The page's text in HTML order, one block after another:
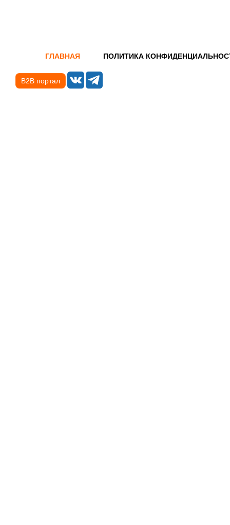
ГЛАВНАЯ ПОЛИТИКА
B2B портал